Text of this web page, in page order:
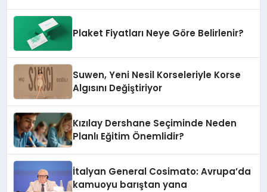
Plaket Fiyatları Neye Göre Belirlenir?
Suwen, Yeni Nesil Korseleriyle Korse
Algısını Değiştiriyor
Kızılay Dershane Seçiminde Neden
Planlı Eğitim Önemlidir?
İtalyan General Cosimato: Avrupa’da
kamuoyu barıştan yana